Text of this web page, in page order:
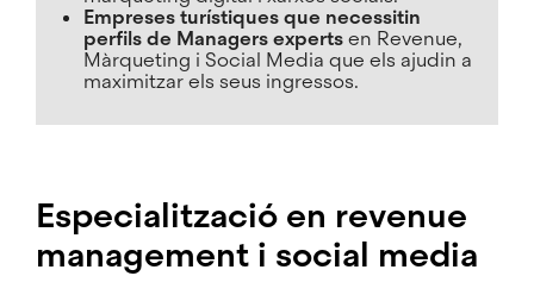
Empreses turístiques que necessitin
perfils de Managers expertsen Revenue,
Màrqueting i Social Media que els ajudin a
maximitzar els seus ingressos.
Especialització en revenue
management i social media